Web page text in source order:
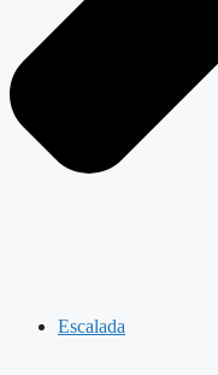
Escalada